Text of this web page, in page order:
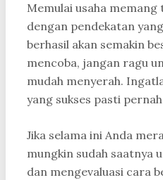
Memulai usaha
dengan pendekatan
berhasil akan semakin
mencoba, jangan ragu
mudah menyerah.
yang sukses pasti
Jika selama ini Anda
mungkin sudah saatnya
dan mengevaluasi cara